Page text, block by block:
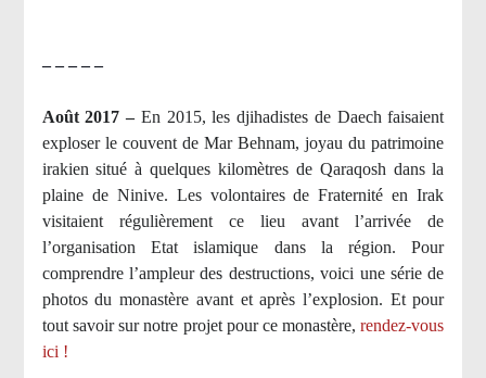
– – – – –
Août 2017 – En 2015, les djihadistes de Daech faisaient
exploser le couvent de Mar Behnam, joyau du patrimoine
irakien situé à quelques kilomètres de Qaraqosh dans la
plaine de Ninive. Les volontaires de Fraternité en Irak
visitaient régulièrement ce lieu avant l’arrivée de
l’organisation Etat islamique dans la région. Pour
comprendre l’ampleur des destructions, voici une série de
photos du monastère avant et après l’explosion. Et pour
tout savoir sur notre projet pour ce monastère,rendez-vous
ici !